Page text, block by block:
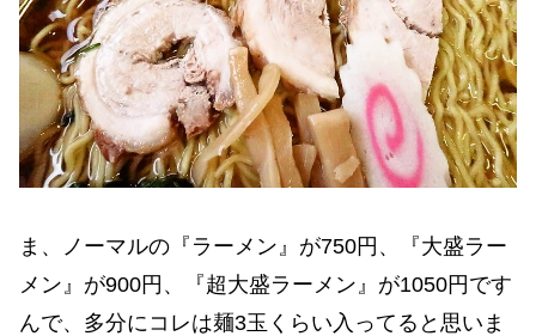
ま、ノーマルの『ラーメン』が750円、『大盛ラー
メン』が900円、『超大盛ラーメン』が1050円です
んで、多分にコレは麺3玉くらい入ってると思いま